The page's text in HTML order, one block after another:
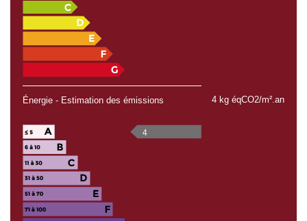
Énergie - Estimation des émissions 4 kg éqCO2/m².an
4